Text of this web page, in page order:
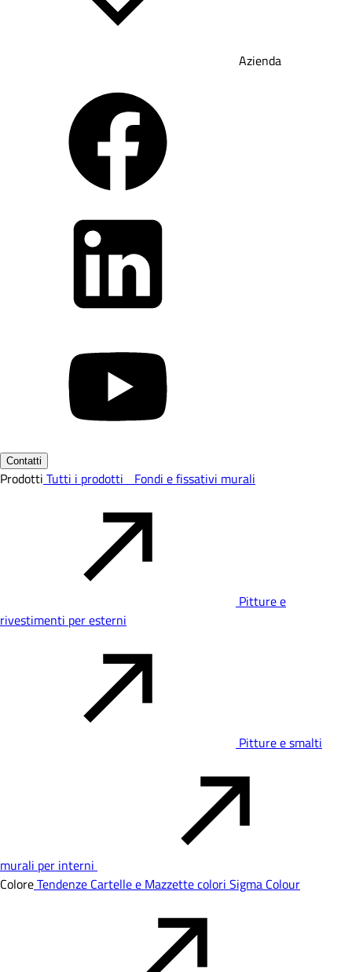
Azienda
Contatti
Prodotti Tutti i prodotti Fondi e fissativi murali
Pitture e
rivestimenti per esterni
Pitture e smalti
murali per interni
ColoreTendenze Cartelle e Mazzette colori Sigma Colour